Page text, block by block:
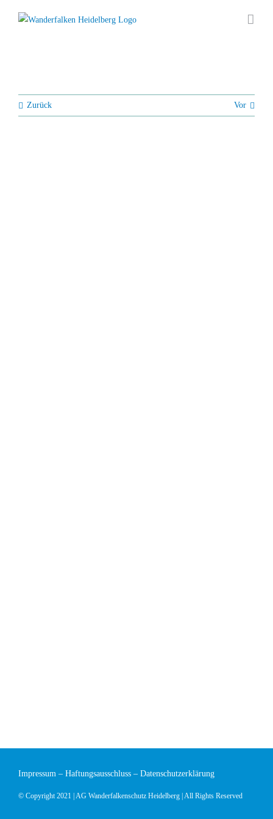
Inhalt
Zurück Vor
Impressum – Haftungsausschluss – Datenschutzerklärung
© Copyright 2021 | AG Wanderfalkenschutz Heidelberg | All Rights Reserved